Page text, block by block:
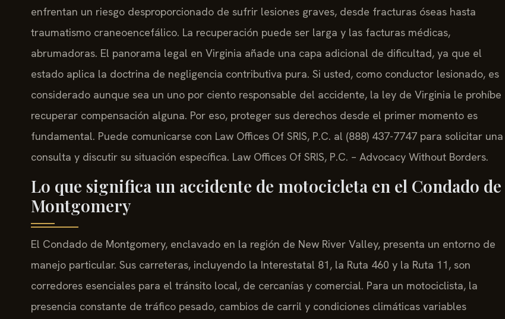
enfrentan un riesgo desproporcionado de sufrir lesiones graves, desde fracturas óseas hasta
traumatismo craneoencefálico. La recuperación puede ser larga y las facturas médicas,
abrumadoras. El panorama legal en Virginia añade una capa adicional de dificultad, ya que el
estado aplica la doctrina de negligencia contributiva pura. Si usted, como conductor lesionado, es
considerado aunque sea un uno por ciento responsable del accidente, la ley de Virginia le prohíbe
recuperar compensación alguna. Por eso, proteger sus derechos desde el primer momento es
fundamental. Puede comunicarse con Law Offices Of SRIS, P.C. al (888) 437-7747 para solicitar una
consulta y discutir su situación específica. Law Offices Of SRIS, P.C. – Advocacy Without Borders.
Lo que significa un accidente de motocicleta en el Condado de
Montgomery
El Condado de Montgomery, enclavado en la región de New River Valley, presenta un entorno de
manejo particular. Sus carreteras, incluyendo la Interestatal 81, la Ruta 460 y la Ruta 11, son
corredores esenciales para el tránsito local, de cercanías y comercial. Para un motociclista, la
presencia constante de tráfico pesado, cambios de carril y condiciones climáticas variables